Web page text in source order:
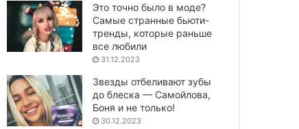
Это точно было в моде?
Самые странные бьюти-
тренды, которые раньше
все любили
31.12.2023
Звезды отбеливают зубы
до блеска — Самойлова,
Боня и не только!
30.12.2023